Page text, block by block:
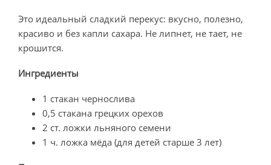
Это идеальный сладкий перекус: вкусно, полезно,
красиво и без капли сахара. Не липнет, не тает, не
крошится.
Ингредиенты
1 стакан чернослива
0,5 стакана грецких орехов
2 ст. ложки льняного семени
1 ч. ложка мёда (для детей старше 3 лет)